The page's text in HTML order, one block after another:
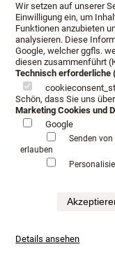
Wir setzen auf unserer
Einwilligung ein, um
Funktionen anzubieten
analysieren. Diese
Google, welcher ggfls.
diesen zusammenführt
Technisch erforderliche
Schön, dass Sie uns
Marketing Cookies und
Google
Senden
erlauben
Details ansehen